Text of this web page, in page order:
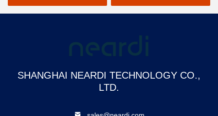
SHANGHAI NEARDI TECHNOLOGY CO.,
LTD.